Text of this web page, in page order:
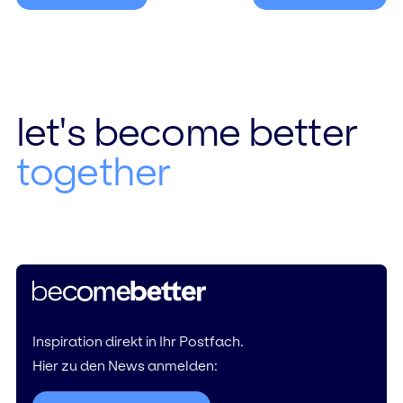
let's become better
together
Inspiration direkt in Ihr Postfach.
Hier zu den News anmelden: